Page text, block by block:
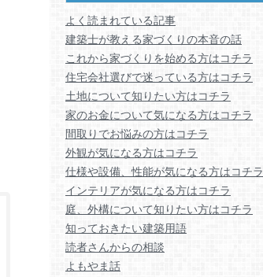
よく読まれている記事
建築士が教える家づくりの本音の話
これから家づくりを始める方はコチラ
住宅会社選びで迷っている方はコチラ
土地について知りたい方はコチラ
家のお金について気になる方はコチラ
間取りでお悩みの方はコチラ
外観が気になる方はコチラ
仕様や設備、性能が気になる方はコチラ
インテリアが気になる方はコチラ
庭、外構について知りたい方はコチラ
知っておきたい建築用語
読者さんからの相談
よもやま話